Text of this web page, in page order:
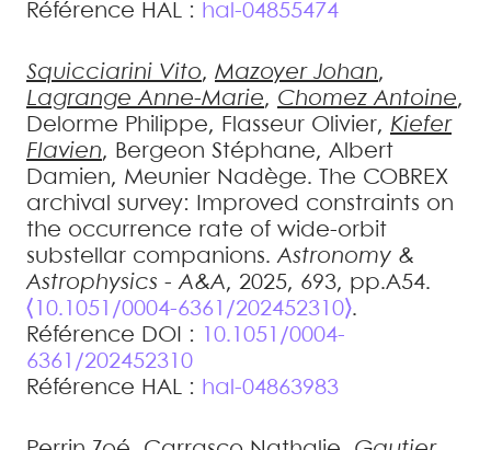
Référence HAL : hal-04855474
Squicciarini Vito, Mazoyer Johan,
Lagrange Anne-Marie, Chomez Antoine,
Delorme Philippe, Flasseur Olivier, Kiefer
Flavien, Bergeon Stéphane, Albert
Damien, Meunier Nadège.
The COBREX
archival survey: Improved constraints on
the occurrence rate of wide-orbit
substellar companions.Astronomy &
Astrophysics - A&A, 2025, 693, pp.A54.
⟨10.1051/0004-6361/202452310⟩.
Référence DOI :
10.1051/0004-
6361/202452310
Référence HAL : hal-04863983